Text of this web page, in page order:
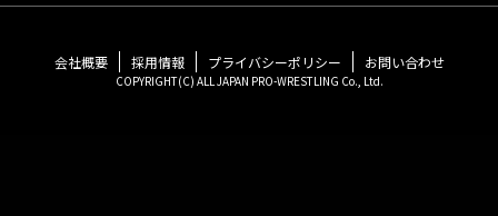
会社概要 採用情報 プライバシーポリシー お問い合わせ
COPYRIGHT(C) ALL JAPAN PRO-WRESTLING Co., Ltd.